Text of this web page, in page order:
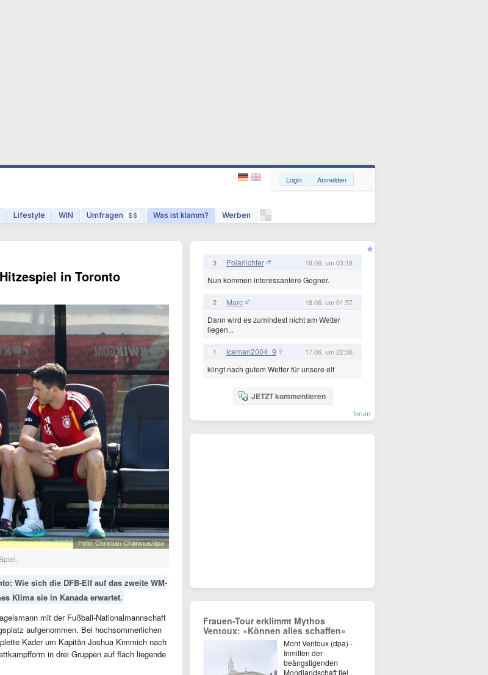
Lifestyle WIN Umfragen $$ Was ist klamm? Werben
Login Anmelden
in Toronto
Foto: Christian Charisius/dpa
Wie sich die DFB-Elf auf das zweite WM-
Klima sie in Kanada erwartet.
mit der Fußball-Nationalmannschaft
aufgenommen. Bei hochsommerlichen
Kader um Kapitän Joshua Kimmich nach
in drei Gruppen auf flach liegende
3 Polarlichter 18.06. um 03:18
Nun kommen interessantere Gegner.
2 Marc 18.06. um 01:57
Dann wird es zumindest nicht am Wetter
liegen...
1 Iceman2004_9 17.06. um 22:36
klingt nach gutem Wetter für unsere elf
JETZT kommentieren
forum
Frauen-Tour erklimmt Mythos
Ventoux: «Können alles schaffen»
Mont Ventoux (dpa) -
Inmitten der
beängstigenden
Mondlandschaft fiel